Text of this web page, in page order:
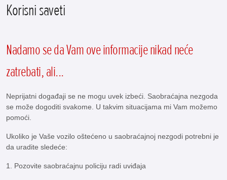
Korisni saveti
Nadamo se da Vam ove informacije nikad neće
zatrebati, ali...
Neprijatni događaji se ne mogu uvek izbeći. Saobraćajna nezgoda
se može dogoditi svakome. U takvim situacijama mi Vam možemo
pomoći.
Ukoliko je Vaše vozilo oštećeno u saobraćajnoj nezgodi potrebni je
da uradite sledeće:
1. Pozovite saobraćajnu policiju radi uviđaja